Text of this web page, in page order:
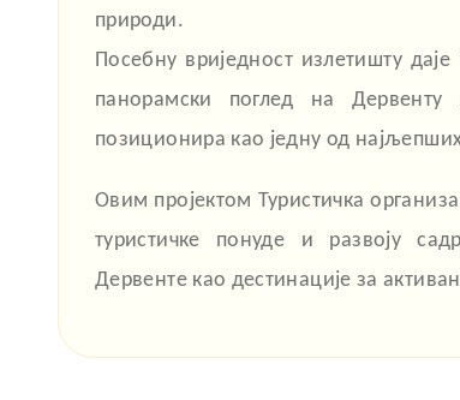
природи.
Посебну вриједност излетишту
панорамски поглед на
позиционира као једну од најљепших
Овим пројектом Туристичка
туристичке понуде и развоју
Дервенте као дестинације за